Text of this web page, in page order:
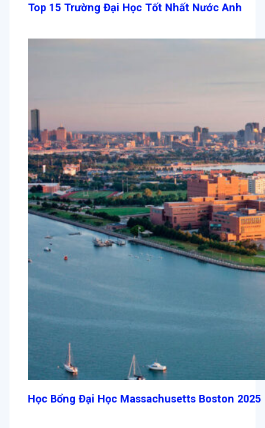
Top 15 Trường Đại Học Tốt Nhất Nước Anh
Học Bổng Đại Học Massachusetts Boston 2025